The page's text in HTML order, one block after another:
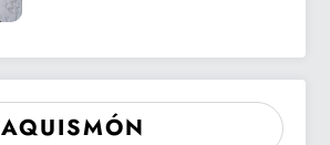
AQUISMÓN